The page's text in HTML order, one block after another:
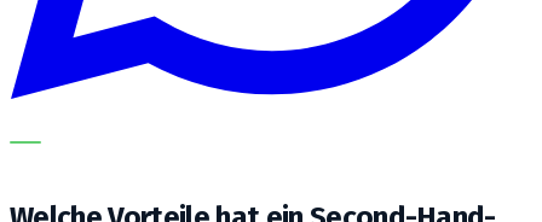
FÜR SCHRITT UND ÜBERTRAGEN ES AUF IHREN